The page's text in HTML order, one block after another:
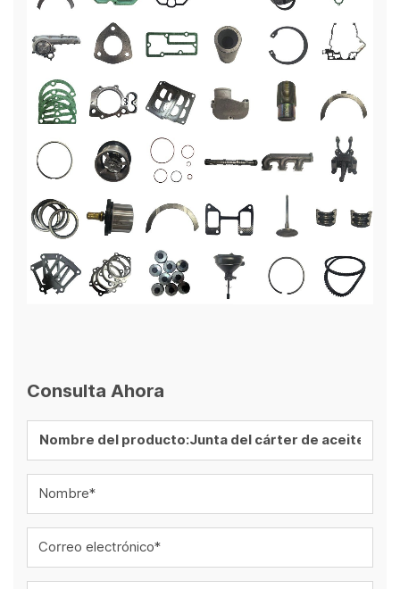
Consulta Ahora
Nombre*
Correo electrónico*